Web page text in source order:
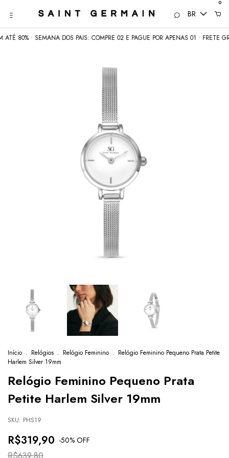
BR
0
• SEMANA DOS PAIS: COMPRE 02 E PAGUE POR APENAS 01 • FRETE GRÁTIS
Início . Relógios . Relógio Feminino . Relógio Feminino Pequeno Prata Petite
Harlem Silver 19mm
Relógio Feminino Pequeno Prata
Petite Harlem Silver 19mm
SKU: PHS19
R$319,90 -50% OFF
R$639,80